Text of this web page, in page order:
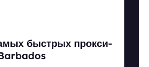
быстрых прокси-